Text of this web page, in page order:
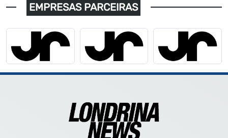
EMPRESAS PARCEIRAS